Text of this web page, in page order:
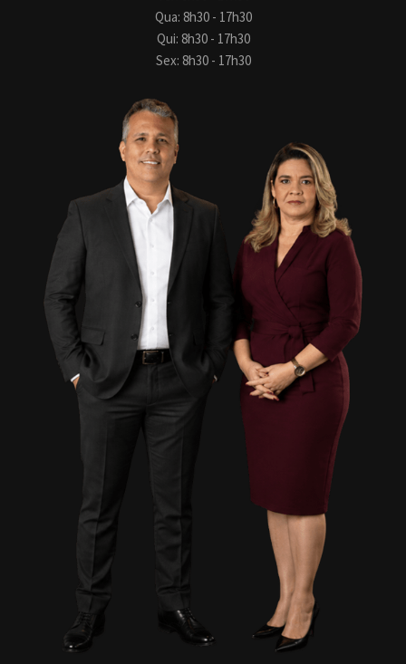
Qua: 8h30 - 17h30
Qui: 8h30 - 17h30
Sex: 8h30 - 17h30